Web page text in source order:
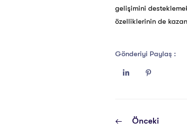
gelişimini
özelliklerinin de
Gönderiyi Paylaş :
Önceki